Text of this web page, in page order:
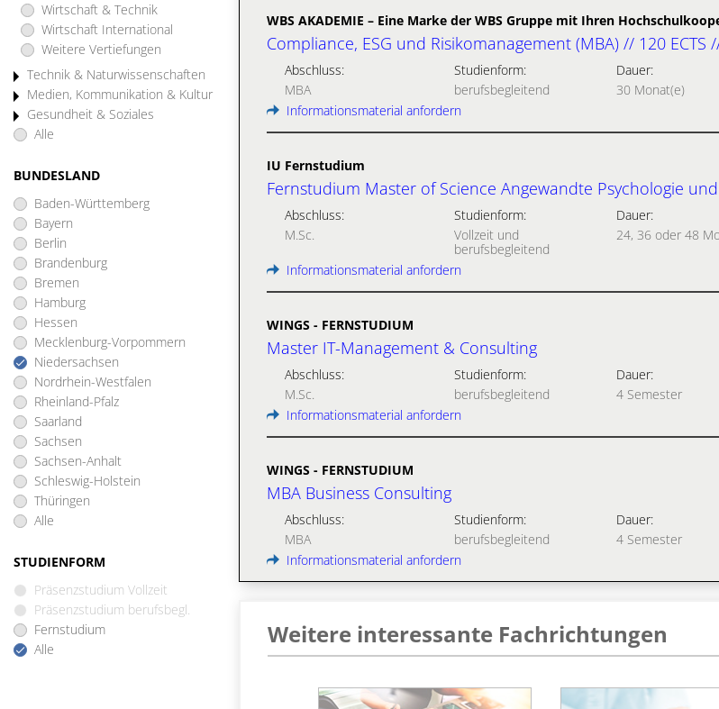
Wirtschaft & Technik
Wirtschaft International
Weitere Vertiefungen
Technik & Naturwissenschaften
Medien, Kommunikation & Kultur
Gesundheit & Soziales
Alle
BUNDESLAND
Baden-Württemberg
Bayern
Berlin
Brandenburg
Bremen
Hamburg
Hessen
Mecklenburg-Vorpommern
Niedersachsen
Nordrhein-Westfalen
Rheinland-Pfalz
Saarland
Sachsen
Sachsen-Anhalt
Schleswig-Holstein
Thüringen
Alle
STUDIENFORM
Präsenzstudium Vollzeit
Präsenzstudium berufsbegl.
Fernstudium
Alle
WBS AKADEMIE – Eine Marke der WBS Gruppe mit Ihren
Compliance, ESG und Risikomanagement (MBA) // 120 ECTS
Abschluss:
MBA
Studienform:
berufsbegleitend
Dauer:
30 Monat(e)
Informationsmaterial anfordern
IU Fernstudium
Fernstudium Master of Science Angewandte Psychologie
Abschluss:
M.Sc.
Studienform:
Vollzeit und
berufsbegleitend
Dauer:
24, 36 oder 48
Informationsmaterial anfordern
WINGS - FERNSTUDIUM
Master IT-Management & Consulting
Abschluss:
M.Sc.
Studienform:
berufsbegleitend
Dauer:
4 Semester
Informationsmaterial anfordern
WINGS - FERNSTUDIUM
MBA Business Consulting
Abschluss:
MBA
Studienform:
berufsbegleitend
Dauer:
4 Semester
Informationsmaterial anfordern
Weitere interessante Fachrichtungen